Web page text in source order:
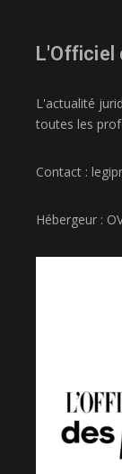
L'Officiel
L'actualité
toutes les
Contact :
Hébergeur :